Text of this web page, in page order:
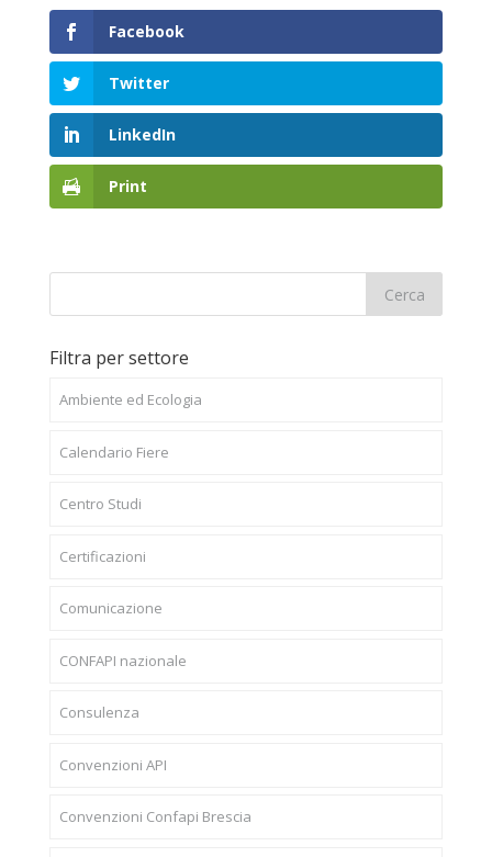
Facebook
Twitter
LinkedIn
Print
Filtra per settore
Ambiente ed Ecologia
Calendario Fiere
Centro Studi
Certificazioni
Comunicazione
CONFAPI nazionale
Consulenza
Convenzioni API
Convenzioni Confapi Brescia